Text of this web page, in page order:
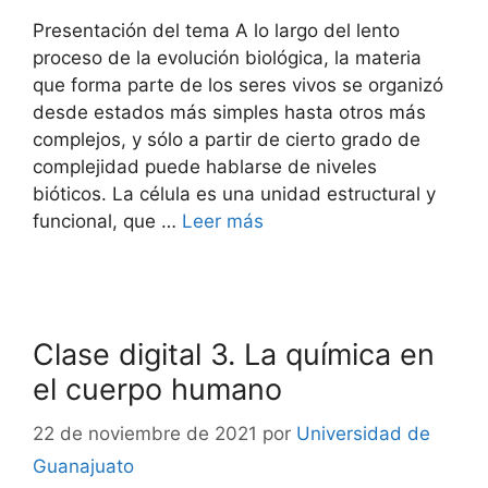
Presentación del tema A lo largo del lento
proceso de la evolución biológica, la materia
que forma parte de los seres vivos se organizó
desde estados más simples hasta otros más
complejos, y sólo a partir de cierto grado de
complejidad puede hablarse de niveles
bióticos. La célula es una unidad estructural y
funcional, que … Leer más
Clase digital 3. La química en
el cuerpo humano
22 de noviembre de 2021 por Universidad de
Guanajuato